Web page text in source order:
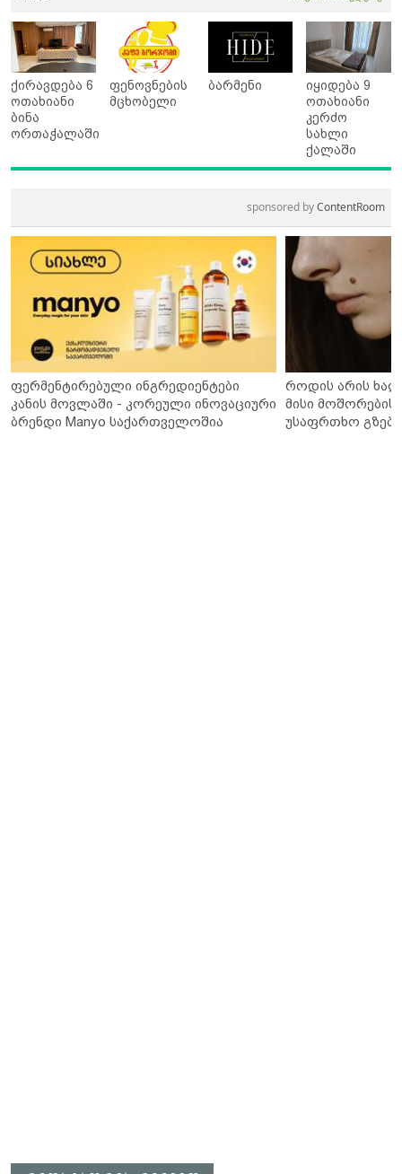
ქირავდება 6
ოთახიანი
ბინა
ორთაჭალაში
ფენოვნების
მცხობელი
ბარმენი
იყიდება 9
ოთახიანი
კერძო
სახლი
ქალაში
sponsored byContentRoom
ფერმენტირებული ინგრედიენტები
კანის მოვლაში - კორეული ინოვაციური
ბრენდი Manyo საქართველოშია
როდის არის
მისი მოშორების
უსაფრთხო გზები